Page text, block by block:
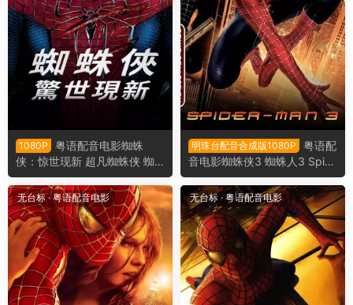
1080P
粤语配音电影蜘蛛
侠：惊世现新 超凡蜘蛛侠 蜘
蛛人：惊奇再起 The Amazing
Spider-Man
明珠台配音合成版1080P
粤语配
音电影蜘蛛侠3 蜘蛛人3 Spid
er-Man 3
无台标·粤语配音电影 无台标 · 粤语配音电影